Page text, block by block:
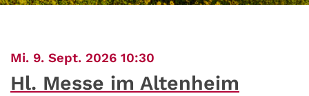
Mi. 9. Sept. 2026 10:30
Hl. Messe im Altenheim